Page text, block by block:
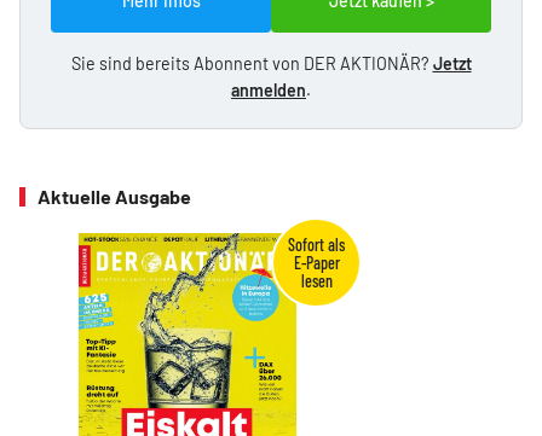
Sie sind bereits Abonnent von DER AKTIONÄR? Jetzt
anmelden.
Aktuelle Ausgabe